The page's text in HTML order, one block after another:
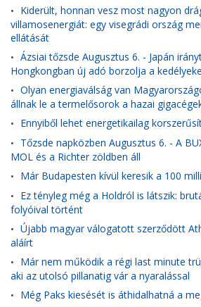
• Kiderült, honnan vesz most nagyon
villamosenergiát: egy visegrádi ország
ellátását
• Ázsiai tőzsde Augusztus 6. - Japán
Hongkongban új adó borzolja a
• Olyan energiaválság van
állnak le a termelősorok a hazai
• Ennyiből lehet energetikailag
• Tőzsde napközben Augusztus 6. - A
MOL és a Richter zöldben áll
• Már Budapesten kívül keresik a 100
• Ez tényleg még a Holdról is látszik:
folyóival történt
• Újabb magyar válogatott szerződött
aláírt
• Már nem működik a régi last minute
aki az utolsó pillanatig vár a nyaralással
• Még Paks kiesését is áthidalhatná a